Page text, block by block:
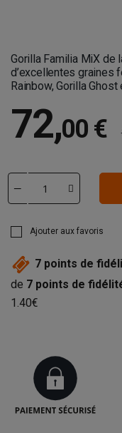
Gorilla Familia MiX de
d’excellentes graines
Rainbow, Gorilla Ghost
72,00 €
Ajouter aux favoris
7 points de
de 7 points de
1.40€